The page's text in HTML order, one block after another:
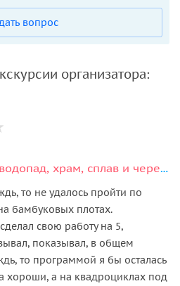
вопрос
организатора:
Као Лак 5 в 1: слоны, водопад, храм, сплав и черепахи
то не удалось пройти по
бамбуковых плотах.
свою работу на 5,
показывал, в общем
то программой я бы осталась
хороши, а на квадроциклах под